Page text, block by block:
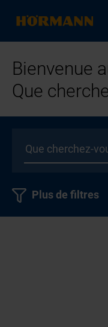
Bienvenue
Que
Plus de filtres